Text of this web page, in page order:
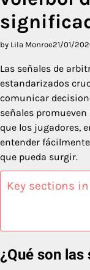
by Lila Monroe21/01/
Las señales de
estandarizados
comunicar
señales
que los jugadores,
entender
que pueda surgir.
Key sections
¿Qué son las